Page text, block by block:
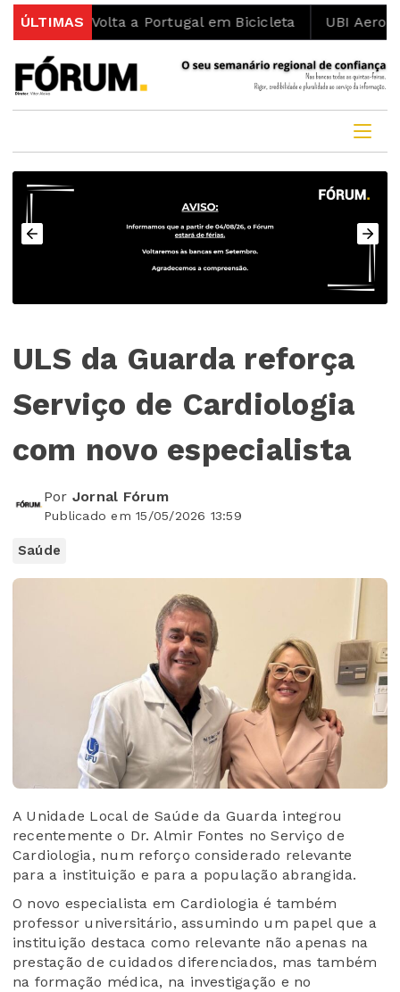
ÚLTIMAS
Volta a Portugal em Bicicleta UBI Aeronautics
ULS da Guarda reforça
Serviço de Cardiologia
com novo especialista
Por Jornal Fórum
Publicado em 15/05/2026 13:59
Saúde
A Unidade Local de Saúde da Guarda integrou
recentemente o Dr. Almir Fontes no Serviço de
Cardiologia, num reforço considerado relevante
para a instituição e para a população abrangida.
O novo especialista em Cardiologia é também
professor universitário, assumindo um papel que a
instituição destaca como relevante não apenas na
prestação de cuidados diferenciados, mas também
na formação médica, na investigação e no